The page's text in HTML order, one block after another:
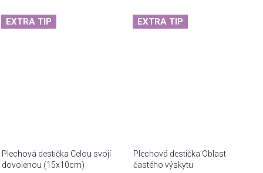
EXTRA TIP
Plechová destička Celou svojí
dovolenou (15x10cm)
EXTRA TIP
Plechová destička Oblast
častého výskytu